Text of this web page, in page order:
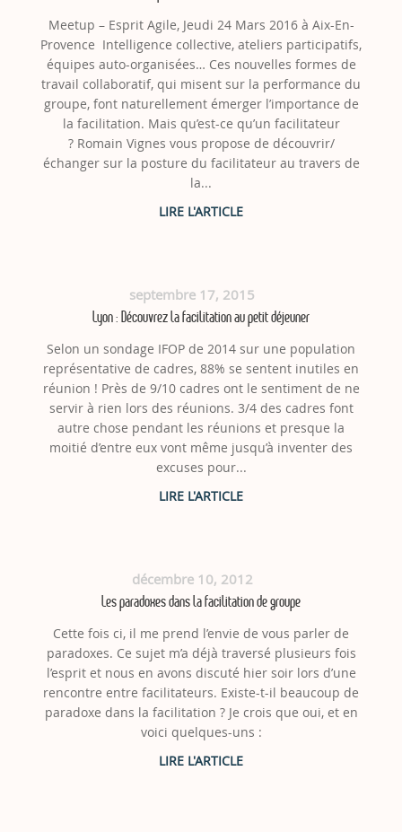
Meetup – Esprit Agile, Jeudi 24 Mars 2016 à Aix-En-
Provence Intelligence collective, ateliers participatifs,
équipes auto-organisées… Ces nouvelles formes de
travail collaboratif, qui misent sur la performance du
groupe, font naturellement émerger l’importance de
la facilitation. Mais qu’est-ce qu’un facilitateur
? Romain Vignes vous propose de découvrir/
échanger sur la posture du facilitateur au travers de
la...
septembre 17, 2015
Lyon : Découvrez la facilitation au petit déjeuner
Selon un sondage IFOP de 2014 sur une population
représentative de cadres, 88% se sentent inutiles en
réunion ! Près de 9/10 cadres ont le sentiment de ne
servir à rien lors des réunions. 3/4 des cadres font
autre chose pendant les réunions et presque la
moitié d’entre eux vont même jusqu’à inventer des
excuses pour...
décembre 10, 2012
Les paradoxes dans la facilitation de groupe
Cette fois ci, il me prend l’envie de vous parler de
paradoxes. Ce sujet m’a déjà traversé plusieurs fois
l’esprit et nous en avons discuté hier soir lors d’une
rencontre entre facilitateurs. Existe-t-il beaucoup de
paradoxe dans la facilitation ? Je crois que oui, et en
voici quelques-uns :